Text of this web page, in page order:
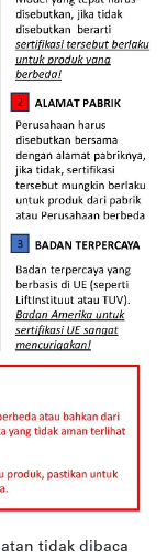
tidak dibaca